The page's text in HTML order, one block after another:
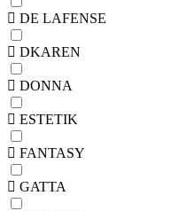
DE LAFENSE
DKAREN
DONNA
ESTETIK
FANTASY
GATTA